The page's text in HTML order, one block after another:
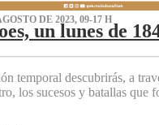
DE 2023, 09-17 H
un lunes de
temporal descubrirás, a
los sucesos y batallas que